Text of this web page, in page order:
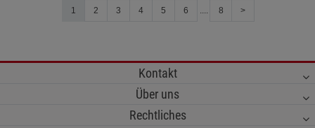
1 2 3 4 5 6 .... 8 >
Kontakt
Über uns
Rechtliches